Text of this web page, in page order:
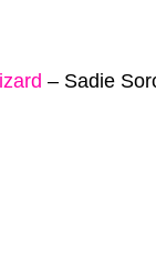
– Sadie